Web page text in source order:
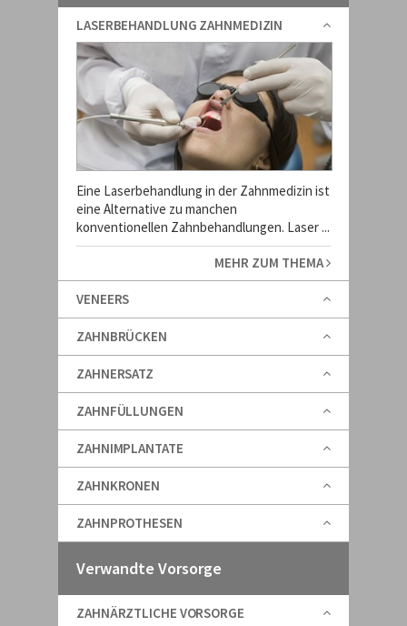
LASERBEHANDLUNG ZAHNMEDIZIN
Eine Laserbehandlung in der Zahnmedizin ist
eine Alternative zu manchen
konventionellen Zahnbehandlungen. Laser ...
MEHR ZUM THEMA
VENEERS
ZAHNBRÜCKEN
ZAHNERSATZ
ZAHNFÜLLUNGEN
ZAHNIMPLANTATE
ZAHNKRONEN
ZAHNPROTHESEN
Verwandte Vorsorge
ZAHNÄRZTLICHE VORSORGE